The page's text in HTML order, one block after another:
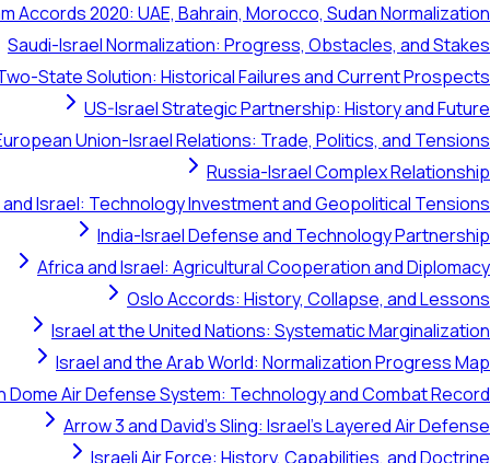
Accords 2020: UAE, Bahrain, Morocco, Sudan Normalization
Saudi-Israel Normalization: Progress, Obstacles, and Stakes
State Solution: Historical Failures and Current Prospects
US-Israel Strategic Partnership: History and Future
Union-Israel Relations: Trade, Politics, and Tensions
Russia-Israel Complex Relationship
and Israel: Technology Investment and Geopolitical Tensions
India-Israel Defense and Technology Partnership
Africa and Israel: Agricultural Cooperation and Diplomacy
Oslo Accords: History, Collapse, and Lessons
Israel at the United Nations: Systematic Marginalization
Israel and the Arab World: Normalization Progress Map
Dome Air Defense System: Technology and Combat Record
Arrow 3 and David's Sling: Israel's Layered Air Defense
Israeli Air Force: History, Capabilities, and Doctrine